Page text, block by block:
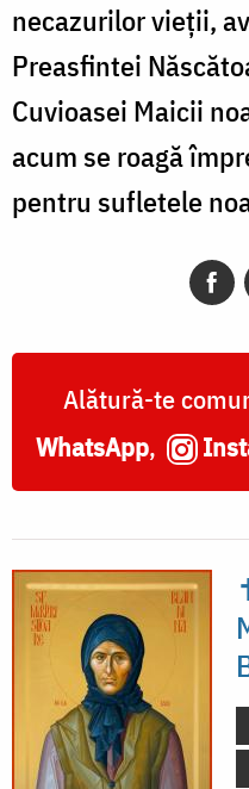
necazurilor vieții,
Preasfintei
Cuvioasei Maicii
acum se roagă
pentru sufletele
Alătură-te
WhatsApp,